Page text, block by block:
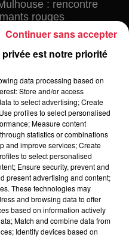
: rencontre
rouges
infos sur la venue du
en septembre
: des précisons sur
Mir
est notre priorité
data processing based on
Store and/or access
to select advertising; Create
profiles to select personalised
Measure content
statistics or combinations
and improve services; Create
to select personalised
Ensure security, prevent and
present advertising and content;
These technologies may
and browsing data to offer
based on information actively
Match and combine data from
Identify devices based on
Continuer sans accepter